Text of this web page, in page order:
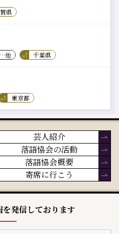
県
…他 千葉県
東京都
芸人紹介
落語協会の活動
落語協会概要
寄席に行こう
発信しております